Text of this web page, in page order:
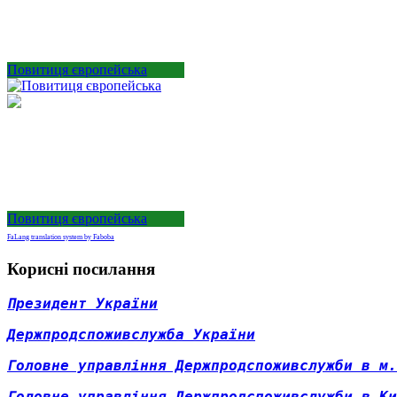
Повитиця європейська
Повитиця європейська
FaLang translation system by Faboba
Корисні посилання
Президент України
Держпродспоживслужба України
Головне управління Держпродспоживслужби в